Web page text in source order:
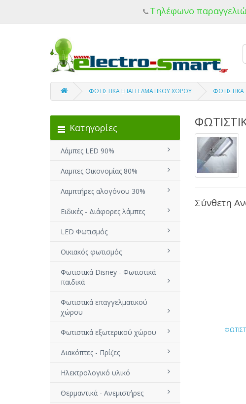
Τηλέφωνο
ΦΩΤΙΣΤΙΚΑ ΕΠΑΓΓΕΛΜΑΤΙΚΟΥ ΧΩΡΟΥ
Κατηγορίες
Λάμπες LED 90%
Λαμπες Οικονομίας 80%
Λαμπτήρες αλογόνου 30%
Ειδικές - Διάφορες λάμπες
LED Φωτισμός
Οικιακός φωτισμός
Φωτιστικά Disney - Φωτιστικά
παιδικά
Φωτιστικά επαγγελματικού
χώρου
Φωτιστικά εξωτερικού χώρου
Διακόπτες - Πρίζες
Ηλεκτρολογικό υλικό
Θερμαντικά - Ανεμιστήρες
Σύνθετη